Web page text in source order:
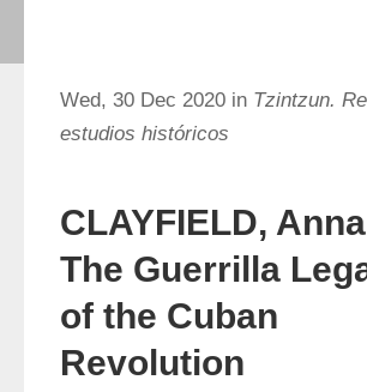
Wed, 30 Dec 2020 in Tzintzun.
estudios históricos
CLAYFIELD,
The Guerrilla
of the Cuban
Revolution